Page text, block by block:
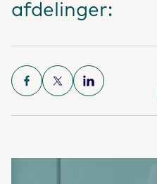
afdelinger: